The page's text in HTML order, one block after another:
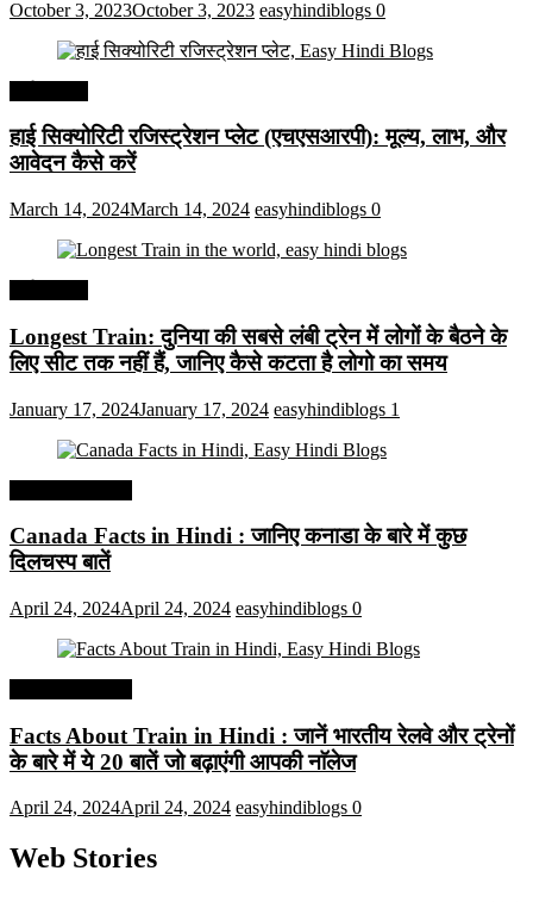
October 3, 2023October 3, 2023 easyhindiblogs 0
हाई सिक्योरिटी रजिस्ट्रेशन प्लेट (एचएसआरपी): मूल्य, लाभ, और
आवेदन कैसे करें
March 14, 2024March 14, 2024 easyhindiblogs 0
Longest Train: दुनिया की सबसे लंबी ट्रेन में लोगों के बैठने के
लिए सीट तक ​​नहीं हैं, जानिए कैसे कटता है लोगो का समय
January 17, 2024January 17, 2024 easyhindiblogs 1
Canada Facts in Hindi : जानिए कनाडा के बारे में कुछ
दिलचस्प बातें
April 24, 2024April 24, 2024 easyhindiblogs 0
Facts About Train in Hindi : जानें भारतीय रेलवे और ट्रेनों
के बारे में ये 20 बातें जो बढ़ाएंगी आपकी नाॅलेज
April 24, 2024April 24, 2024 easyhindiblogs 0
Web Stories